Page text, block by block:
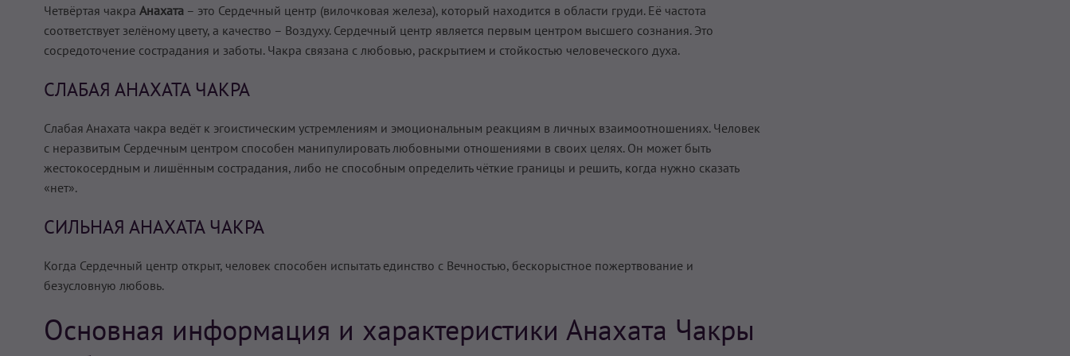
Четвёртая чакра Анахата – это Сердечный центр (вилочковая железа), который находится в области груди. Её частота
соответствует зелёному цвету, а качество – Воздуху. Сердечный центр является первым центром высшего сознания. Это
сосредоточение сострадания и заботы. Чакра связана с любовью, раскрытием и стойкостью человеческого духа.
СЛАБАЯ АНАХАТА ЧАКРА
Слабая Анахата чакра ведёт к эгоистическим устремлениям и эмоциональным реакциям в личных взаимоотношениях. Человек
с неразвитым Сердечным центром способен манипулировать любовными отношениями в своих целях. Он может быть
жестокосердным и лишённым сострадания, либо не способным определить чёткие границы и решить, когда нужно сказать
«нет».
СИЛЬНАЯ АНАХАТА ЧАКРА
Когда Сердечный центр открыт, человек способен испытать единство с Вечностью, бескорыстное пожертвование и
безусловную любовь.
Основная информация и характеристики Анахата Чакры